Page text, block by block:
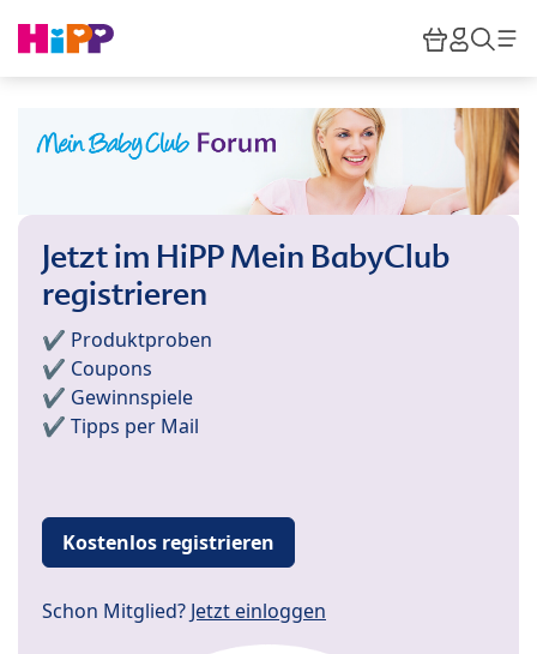
HiPP
Jetzt im HiPP Mein BabyClub
registrieren
✔️ Produktproben
✔️ Coupons
✔️ Gewinnspiele
✔️ Tipps per Mail
Kostenlos registrieren
Schon Mitglied? Jetzt einloggen